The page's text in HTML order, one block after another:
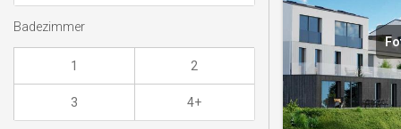
Badezimmer
1 2
3 4+